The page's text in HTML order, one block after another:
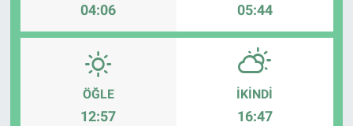
04:06 05:44
ÖĞLE
12:57
İKINDI
16:47
Ramazan